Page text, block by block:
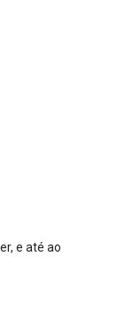
e até ao